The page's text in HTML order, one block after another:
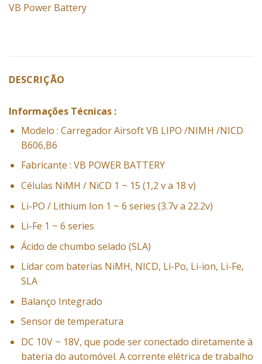
VB Power Battery
DESCRIÇÃO
Informações Técnicas :
Modelo : Carregador Airsoft VB LIPO /NIMH /NICD
B606,B6
Fabricante : VB POWER BATTERY
Células NiMH / NiCD 1 ~ 15 (1,2 v a 18 v)
Li-PO / Lithium Ion 1 ~ 6 series (3.7v a 22.2v)
Li-Fe 1 ~ 6 series
Ácido de chumbo selado (SLA)
Lidar com baterias NiMH, NICD, Li-Po, Li-ion, Li-Fe,
SLA
Balanço Integrado
Sensor de temperatura
DC 10V ~ 18V, que pode ser conectado diretamente à
bateria do automóvel. A corrente elétrica de trabalho